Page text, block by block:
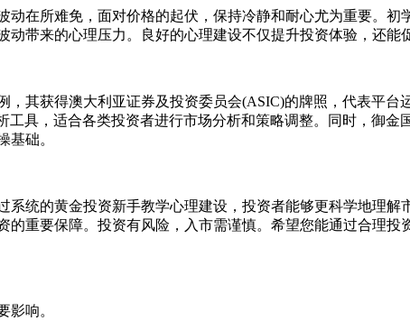
在所难免，面对价格的起伏，保持冷静和耐心尤为重要。初
带来的心理压力。良好的心理建设不仅提升投资体验，还能
，其获得澳大利亚证券及投资委员会(ASIC)的牌照，代表平台
具，适合各类投资者进行市场分析和策略调整。同时，御金
基础。
统的黄金投资新手教学心理建设，投资者能够更科学地理解
重要保障。投资有风险，入市需谨慎。希望您能通过合理投
影响。